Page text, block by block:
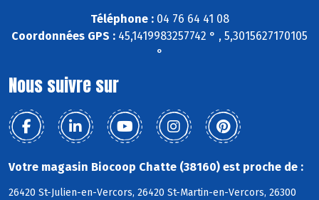
Téléphone :04 76 64 41 08
Coordonnées GPS : 45,1419983257742 ° , 5,3015627170105
°
Nous suivre sur
Votre magasin Biocoop Chatte (38160) est proche de :
26420 St-Julien-en-Vercors, 26420 St-Martin-en-Vercors, 26300